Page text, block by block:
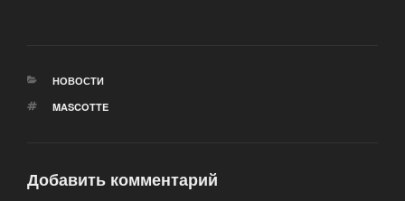
РУБРИКИ
НОВОСТИ
МЕТКИ
MASCOTTE
Добавить комментарий